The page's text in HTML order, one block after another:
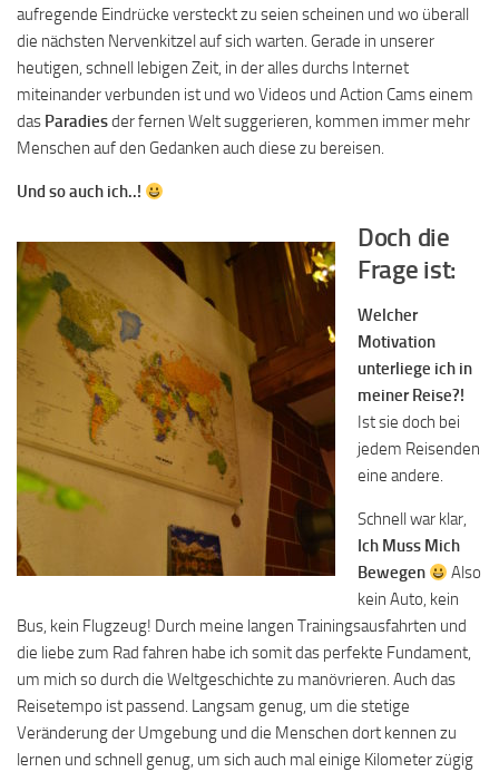
aufregende Eindrücke versteckt zu seien scheinen und wo überall
die nächsten Nervenkitzel auf sich warten. Gerade in unserer
heutigen, schnell lebigen Zeit, in der alles durchs Internet
miteinander verbunden ist und wo Videos und Action Cams einem
das Paradiesder fernen Welt suggerieren, kommen immer mehr
Menschen auf den Gedanken auch diese zu bereisen.
Und so auch ich..!
Doch die
Frage ist:
Welcher
Motivation
unterliege ich in
meiner Reise?!
Ist sie doch bei
jedem Reisenden
eine andere.
Schnell war klar,
Ich Muss Mich
Bewegen
Also
kein Auto, kein
Bus, kein Flugzeug! Durch meine langen Trainingsausfahrten und
die liebe zum Rad fahren habe ich somit das perfekte Fundament,
um mich so durch die Weltgeschichte zu manövrieren. Auch das
Reisetempo ist passend. Langsam genug, um die stetige
Veränderung der Umgebung und die Menschen dort kennen zu
lernen und schnell genug, um sich auch mal einige Kilometer zügig